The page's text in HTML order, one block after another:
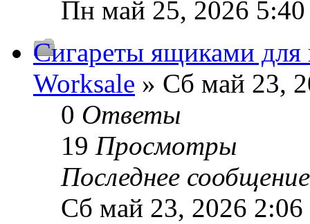
Пн май 25, 2026
Сигареты ящиками для
Worksale » Сб май 23,
0 Ответы
19 Просмотры
Последнее
Сб май 23, 2026 2:06